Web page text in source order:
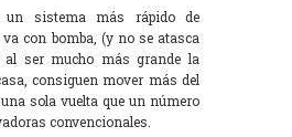
un sistema más rápido de
con bomba, (y no se atasca
al ser mucho más grande la
consiguen mover más del
sola vuelta que un número
convencionales.